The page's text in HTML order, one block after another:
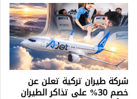
شركة طيران تركية تعلن عن
خصم 30% على تذاكر الطيران